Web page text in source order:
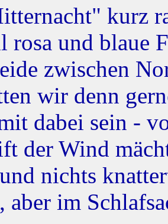
kurz
und blaue
zwischen
wir denn
dabei sein -
der Wind
nichts
aber im